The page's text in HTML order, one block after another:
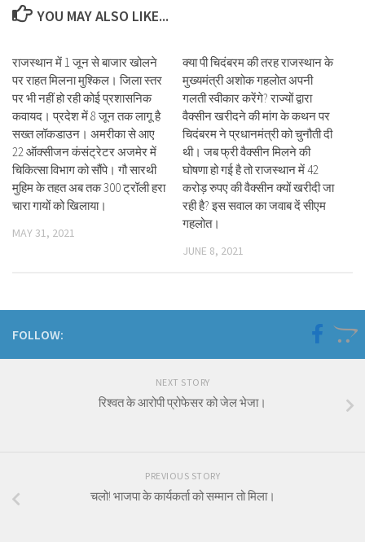
YOU MAY ALSO LIKE...
राजस्थान में 1 जून से बाजार खोलने
पर राहत मिलना मुश्किल। जिला स्तर
पर भी नहीं हो रही कोई प्रशासनिक
कवायद। प्रदेश में 8 जून तक लागू है
सख्त लॉकडाउन। अमरीका से आए
22 ऑक्सीजन कंसंट्रेटर अजमेर में
चिकित्सा विभाग को सौंपे। गौ सारथी
मुहिम के तहत अब तक 300 ट्रॉली हरा
चारा गायों को खिलाया।
MAY 31, 2021
क्या पी चिदंबरम की तरह राजस्थान के
मुख्यमंत्री अशोक गहलोत अपनी
गलती स्वीकार करेंगे? राज्यों द्वारा
वैक्सीन खरीदने की मांग के कथन पर
चिदंबरम ने प्रधानमंत्री को चुनौती दी
थी। जब फ्री वैक्सीन मिलने की
घोषणा हो गई है तो राजस्थान में 42
करोड़ रुपए की वैक्सीन क्यों खरीदी जा
रही है? इस सवाल का जवाब दें सीएम
गहलोत।
JUNE 8, 2021
FOLLOW:
NEXT STORY
रिश्वत के आरोपी प्रोफेसर को जेल भेजा।
PREVIOUS STORY
चलो! भाजपा के कार्यकर्ता को सम्मान तो मिला।